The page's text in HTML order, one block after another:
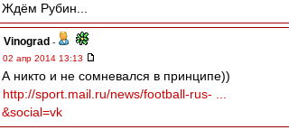
Ждём Рубин...
Vinograd -
02 апр 2014 13:13
А никто и не сомневался в принципе))
http://sport.mail.ru/news/football-rus- ...
&social=vk